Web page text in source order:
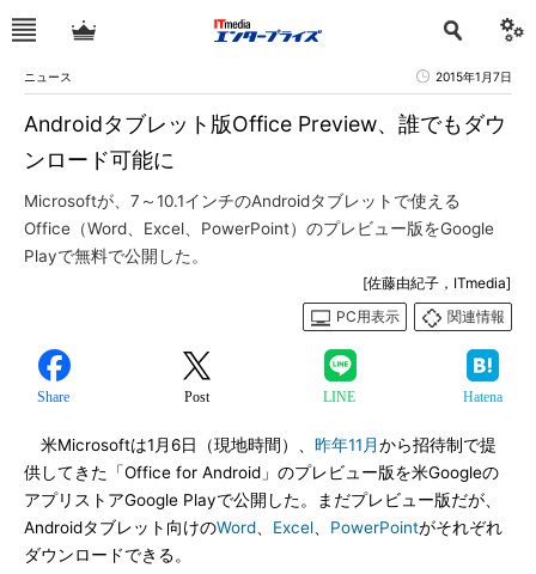
ニュース 2015年1月7日
Androidタブレット版Office Preview、誰でもダウ
ンロード可能に
Microsoftが、7～10.1インチのAndroidタブレットで使える
Office（Word、Excel、PowerPoint）のプレビュー版をGoogle
Playで無料で公開した。
[佐藤由紀子，ITmedia]
PC用表示
関連情報
Share Post LINE Hatena
米Microsoftは1月6日（現地時間）、 昨年11月から招待制で提
供してきた「Office for Android」のプレビュー版を米Googleの
アプリストアGoogle Playで公開した。まだプレビュー版だが、
Androidタブレット向けのWord Excel PowerPointがそれぞれ
ダウンロードできる。